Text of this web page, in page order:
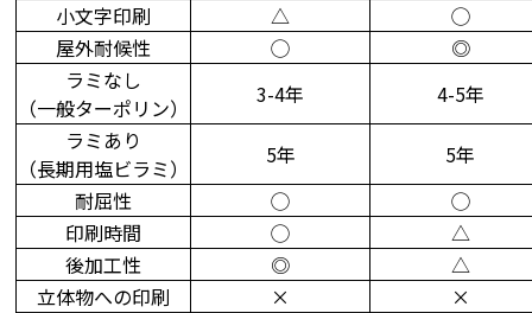
小文字印刷
△
◯
屋外耐候性
◯
◎
ラミなし
（一般ターポリン）
3-4年
4-5年
ラミあり
（長期用塩ビラミ）
5年
5年
耐屈性
◯
◯
印刷時間
◯
△
後加工性
◎
△
立体物への印刷
×
×